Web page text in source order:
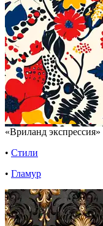
«Вриланд экспрессия»
• Стили
• Гламур